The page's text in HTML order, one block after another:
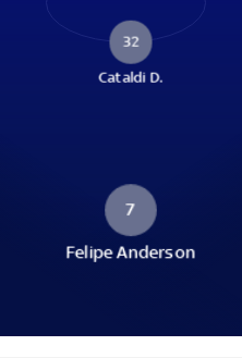
32
Cataldi D.
7
Felipe Anderson